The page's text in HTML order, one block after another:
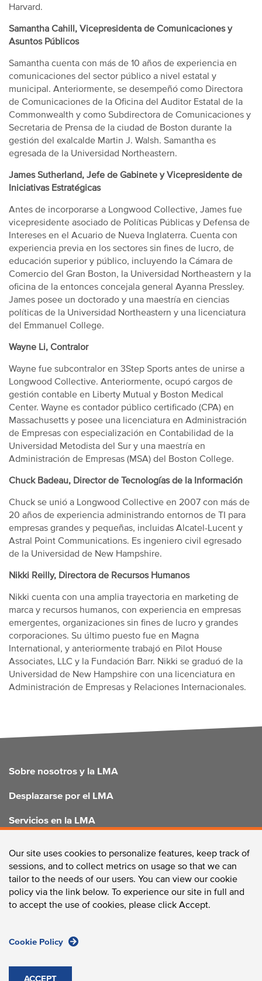
Harvard.
Samantha Cahill, Vicepresidenta de Comunicaciones y
Asuntos Públicos
Samantha cuenta con más de 10 años de experiencia en
comunicaciones del sector público a nivel estatal y
municipal. Anteriormente, se desempeñó como Directora
de Comunicaciones de la Oficina del Auditor Estatal de la
Commonwealth y como Subdirectora de Comunicaciones y
Secretaria de Prensa de la ciudad de Boston durante la
gestión del exalcalde Martin J. Walsh. Samantha es
egresada de la Universidad Northeastern.
James Sutherland, Jefe de Gabinete y Vicepresidente de
Iniciativas Estratégicas
Antes de incorporarse a Longwood Collective, James fue
vicepresidente asociado de Políticas Públicas y Defensa de
Intereses en el Acuario de Nueva Inglaterra. Cuenta con
experiencia previa en los sectores sin fines de lucro, de
educación superior y público, incluyendo la Cámara de
Comercio del Gran Boston, la Universidad Northeastern y la
oficina de la entonces concejala general Ayanna Pressley.
James posee un doctorado y una maestría en ciencias
políticas de la Universidad Northeastern y una licenciatura
del Emmanuel College.
Wayne Li, Contralor
Wayne fue subcontralor en 3Step Sports antes de unirse a
Longwood Collective. Anteriormente, ocupó cargos de
gestión contable en Liberty Mutual y Boston Medical
Center. Wayne es contador público certificado (CPA) en
Massachusetts y posee una licenciatura en Administración
de Empresas con especialización en Contabilidad de la
Universidad Metodista del Sur y una maestría en
Administración de Empresas (MSA) del Boston College.
Chuck Badeau, Director de Tecnologías de la Información
Chuck se unió a Longwood Collective en 2007 con más de
20 años de experiencia administrando entornos de TI para
empresas grandes y pequeñas, incluidas Alcatel-Lucent y
Astral Point Communications. Es ingeniero civil egresado
de la Universidad de New Hampshire.
Nikki Reilly, Directora de Recursos Humanos
Nikki cuenta con una amplia trayectoria en marketing de
marca y recursos humanos, con experiencia en empresas
emergentes, organizaciones sin fines de lucro y grandes
corporaciones. Su último puesto fue en Magna
International, y anteriormente trabajó en Pilot House
Associates, LLC y la Fundación Barr. Nikki se graduó de la
Universidad de New Hampshire con una licenciatura en
Administración de Empresas y Relaciones Internacionales.
FOOTER
Sobre nosotros y la LMA
Desplazarse por el LMA
Servicios en la LMA
CONTÁCTANOS
Longwood Collective / 375 Longwood Avenue, Boston, MA
Our site uses cookies to personalize features, keep track of
sessions, and to collect metrics on usage so that we can
tailor to the needs of our users. You can view our cookie
policy via the link below. To experience our site in full and
to accept the use of cookies, please click Accept.
Cookie Policy
ACCEPT